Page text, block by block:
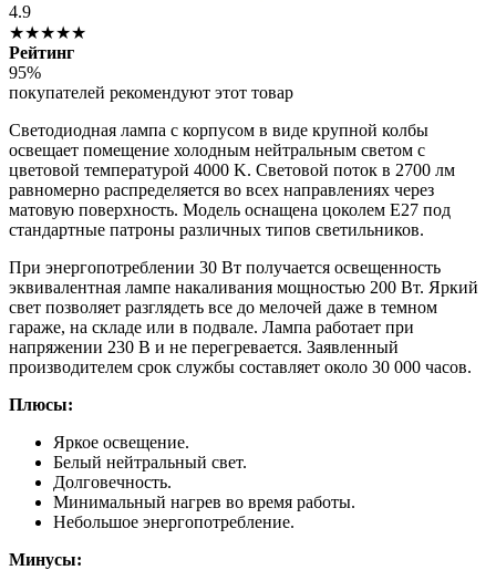
4.9
★★★★★
Рейтинг
95%
покупателей рекомендуют этот товар
Светодиодная лампа с корпусом в виде крупной колбы
освещает помещение холодным нейтральным светом с
цветовой температурой 4000 K. Световой поток в 2700 лм
равномерно распределяется во всех направлениях через
матовую поверхность. Модель оснащена цоколем E27 под
стандартные патроны различных типов светильников.
При энергопотреблении 30 Вт получается освещенность
эквивалентная лампе накаливания мощностью 200 Вт. Яркий
свет позволяет разглядеть все до мелочей даже в темном
гараже, на складе или в подвале. Лампа работает при
напряжении 230 В и не перегревается. Заявленный
производителем срок службы составляет около 30 000 часов.
Плюсы:
Яркое освещение.
Белый нейтральный свет.
Долговечность.
Минимальный нагрев во время работы.
Небольшое энергопотребление.
Минусы: